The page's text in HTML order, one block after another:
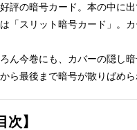
評の暗号カード。本の中に
「スリット暗号カード」。
ん今巻にも、カバーの隠し
ら最後まで暗号が散りばめ
次】